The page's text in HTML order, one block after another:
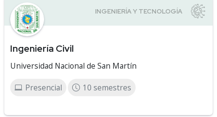
Ingeniería Civil
Universidad Nacional de San Martín
Presencial 10 semestres